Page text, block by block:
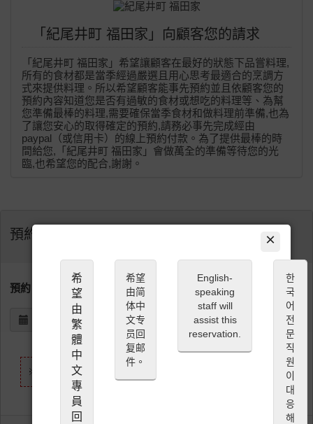
×
希
望
由
繁
體
中
文
專
員
回
希望
由简
体中
文专
员回
复邮
件。
English-
speaking
staff will
assist this
reservation.
한
국
어
전
문
직
원
이
대
응
해
「紀尾井町 福田家」向顧客您的請求
「紀尾井町 福田家」希望讓顧客在最好的狀態下品嘗料理,
所有的食材都是當季經過嚴選且用心思考最適合的烹調方
式來提供料理。所以希望顧客能事先預約並且依顧客您的
預約內容知道您是否有過敏的食材或想吃的料理等、為幫
您準備最棒的料理,需要確保當季食材和做料理前準備,也為
了讓您安心的取得確定的預約,請務必事先完成經由
paypal（或信用卡）的線上預約付款。為了提供最棒的時
間給您,「紀尾井町 福田家」會做萬全的準備等待您的光
臨,也希望您的配合,謝謝。
預約
預約日期 (JST)
※ 週六晚餐時段僅接受10名以上來賓的預約。敬請見諒。